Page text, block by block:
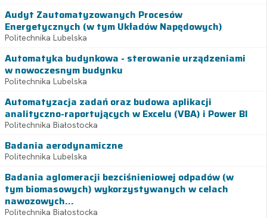
Audyt Zautomatyzowanych Procesów
Energetycznych (w tym Układów Napędowych)
Politechnika Lubelska
Automatyka budynkowa - sterowanie urządzeniami
w nowoczesnym budynku
Politechnika Lubelska
Automatyzacja zadań oraz budowa aplikacji
analityczno-raportujących w Excelu (VBA) i Power BI
Politechnika Białostocka
Badania aerodynamiczne
Politechnika Lubelska
Badania aglomeracji bezciśnieniowej odpadów (w
tym biomasowych) wykorzystywanych w celach
nawozowych...
Politechnika Białostocka